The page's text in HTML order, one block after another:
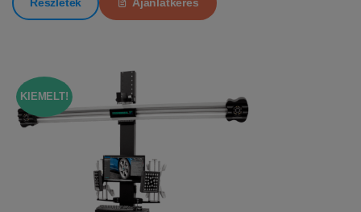
Részletek Ajánlatkérés
KIEMELT!